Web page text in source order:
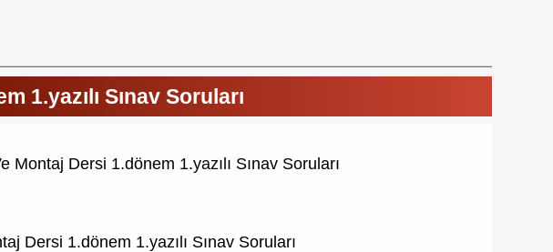
1.yazılı Sınav Soruları
Montaj Dersi 1.dönem 1.yazılı Sınav Soruları
Dersi 1.dönem 1.yazılı Sınav Soruları